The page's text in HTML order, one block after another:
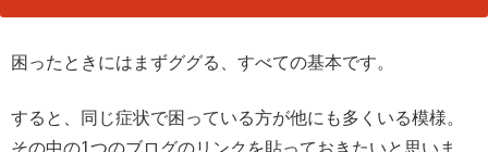
困ったときにはまずググる、すべての基本です。
すると、同じ症状で困っている方が他にも多くいる模様。
その中の1つのブログのリンクを貼っておきたいと思いま